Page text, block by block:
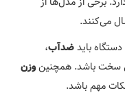
می‌کنند.
بایدضدآب،
سخت باشد. همچنینوزن
مهم باشد.